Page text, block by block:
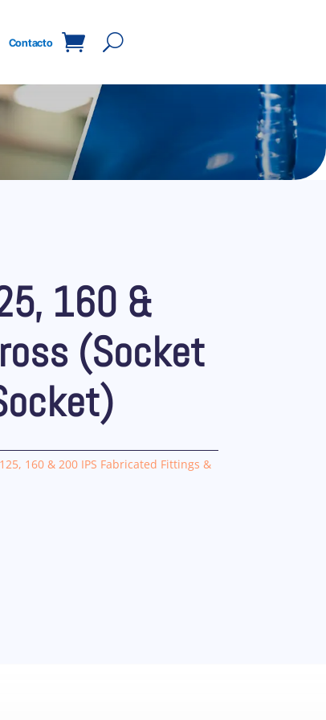
Contacto
160 &
(Socket
160 & 200 IPS Fabricated Fittings &